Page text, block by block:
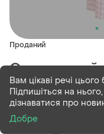
Проданий
Сукня
sleeper в
vichi платье
Вам цікаві речі
Підпишіться на
дізнаватися про
Добре